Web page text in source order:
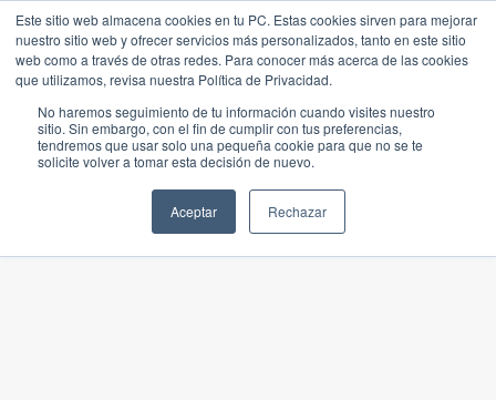
Este sitio web almacena cookies en tu PC. Estas cookies sirven para mejorar
nuestro sitio web y ofrecer servicios más personalizados, tanto en este sitio
web como a través de otras redes. Para conocer más acerca de las cookies
que utilizamos, revisa nuestra Política de Privacidad.
No haremos seguimiento de tu información cuando visites nuestro
sitio. Sin embargo, con el fin de cumplir con tus preferencias,
tendremos que usar solo una pequeña cookie para que no se te
solicite volver a tomar esta decisión de nuevo.
Aceptar Rechazar